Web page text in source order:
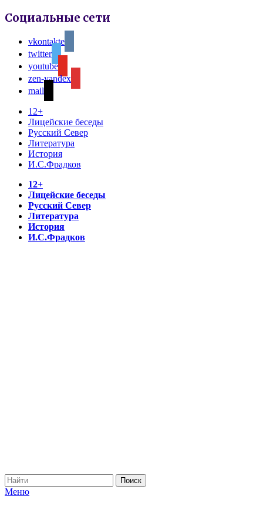
Социальные сети
vkontakte
twitter
youtube
zen-yandex
mail
12+
Лицейские беседы
Русский Север
Литература
История
И.С.Фрадков
12+
Лицейские беседы
Русский Север
Литература
История
И.С.Фрадков
Меню